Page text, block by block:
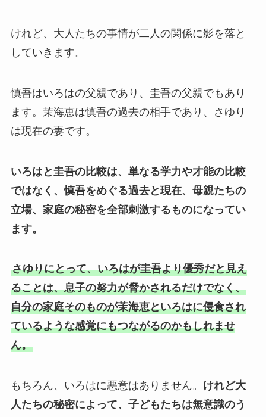
けれど、大人たちの事情が二人の関係に影を落と
していきます。
慎吾はいろはの父親であり、圭吾の父親でもあり
ます。茉海恵は慎吾の過去の相手であり、さゆり
は現在の妻です。
いろはと圭吾の比較は、単なる学力や才能の比較
ではなく、慎吾をめぐる過去と現在、母親たちの
立場、家庭の秘密を全部刺激するものになってい
ます。
さゆりにとって、いろはが圭吾より優秀だと見え
ることは、息子の努力が脅かされるだけでなく、
自分の家庭そのものが茉海恵といろはに侵食され
ているような感覚にもつながるのかもしれませ
ん。
もちろん、いろはに悪意はありません。 けれど大
人たちの秘密によって、子どもたちは無意識のう